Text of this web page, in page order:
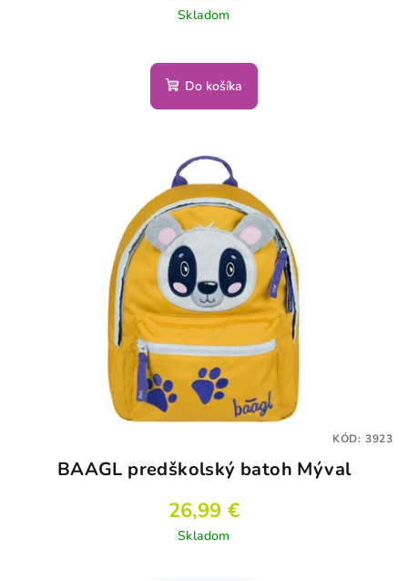
Skladom
Do košíka
BAAGL predškolský batoh Mýval
26,99 €
Skladom
KÓD: 3923